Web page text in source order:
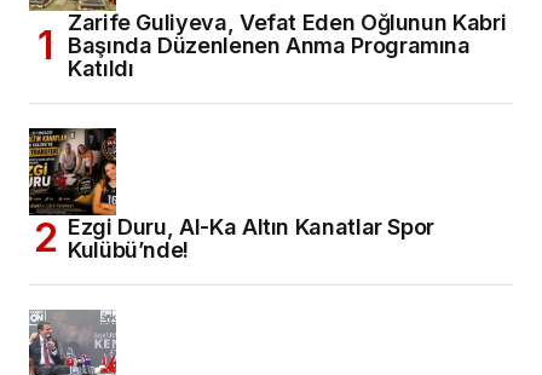
Zarife Guliyeva, Vefat Eden Oğlunun Kabri
Başında Düzenlenen Anma Programına
Katıldı
Ezgi Duru, Al-Ka Altın Kanatlar Spor
Kulübü’nde!